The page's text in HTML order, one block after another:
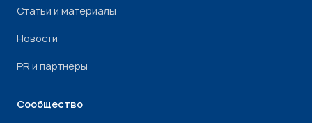
Статьи и материалы
Новости
PR и партнеры
Сообщество